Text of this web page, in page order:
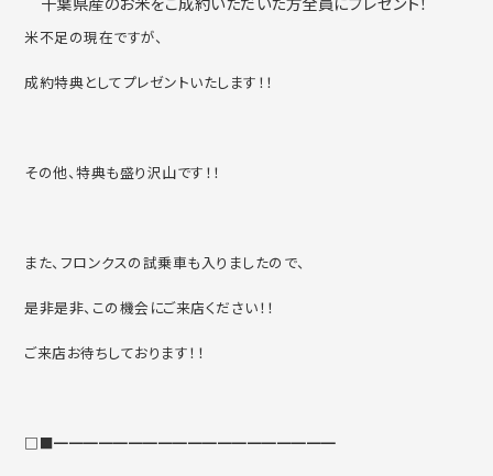
米不足の現在ですが、
成約特典としてプレゼントいたします！！
その他、特典も盛り沢山です！！
また、フロンクスの試乗車も入りましたので、
是非是非、この機会にご来店ください！！
ご来店お待ちしております！！
□■━━━━━━━━━━━━━━━━━━━